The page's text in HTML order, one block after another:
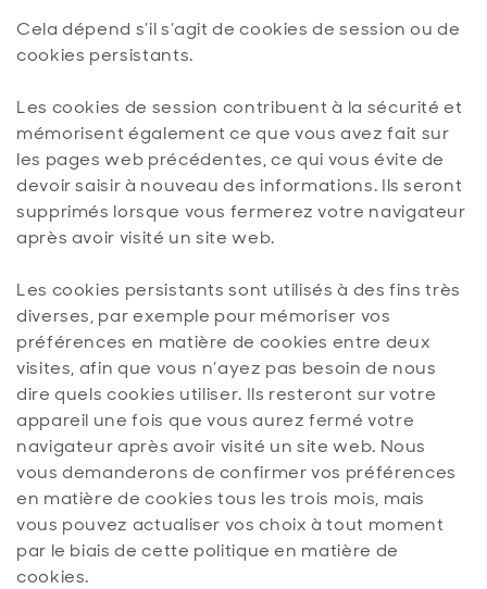
Cela dépend s’il s’agit de cookies de session ou de
cookies persistants.
Les cookies de session contribuent à la sécurité et
mémorisent également ce que vous avez fait sur
les pages web précédentes, ce qui vous évite de
devoir saisir à nouveau des informations. Ils seront
supprimés lorsque vous fermerez votre navigateur
après avoir visité un site web.
Les cookies persistants sont utilisés à des fins très
diverses, par exemple pour mémoriser vos
préférences en matière de cookies entre deux
visites, afin que vous n’ayez pas besoin de nous
dire quels cookies utiliser. Ils resteront sur votre
appareil une fois que vous aurez fermé votre
navigateur après avoir visité un site web. Nous
vous demanderons de confirmer vos préférences
en matière de cookies tous les trois mois, mais
vous pouvez actualiser vos choix à tout moment
par le biais de cette politique en matière de
cookies.